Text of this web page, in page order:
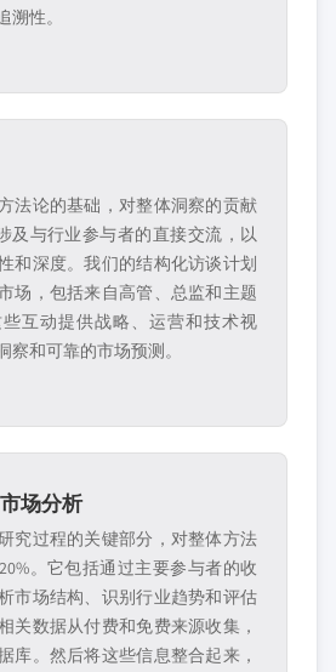
性。
法论的基础，对整体洞察的贡献
及与行业参与者的直接交流，以
和深度。我们的结构化访谈计划
场，包括来自高管、总监和主题
互动提供战略、运营和技术视
察和可靠的市场预测。
场分析
究过程的关键部分，对整体方法
。它包括通过主要参与者的收
市场结构、识别行业趋势和评估
关数据从付费和免费来源收集，
库。然后将这些信息整合起来，